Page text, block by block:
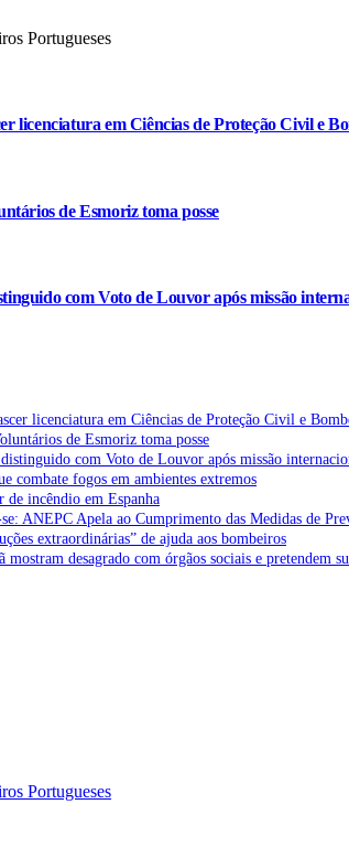
licenciatura em Ciências de Proteção Civil e
de Esmoriz toma posse
com Voto de Louvor após missão
licenciatura em Ciências de Proteção Civil e
de Esmoriz toma posse
com Voto de Louvor após missão
combate fogos em ambientes extremos
incêndio em Espanha
ANEPC Apela ao Cumprimento das Medidas de
extraordinárias” de ajuda aos bombeiros
desagrado com órgãos sociais e pretendem